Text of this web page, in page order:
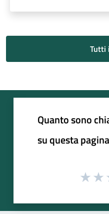
Tutti
Quanto sono
su questa